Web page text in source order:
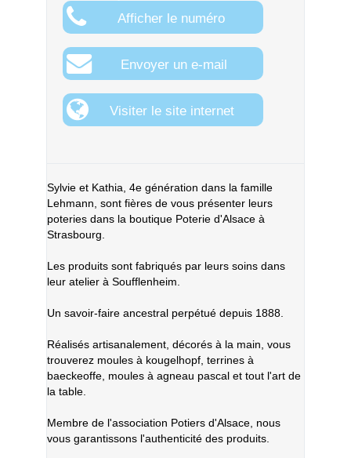
Afficher le numéro
Envoyer un e-mail
Visiter le site internet
Sylvie et Kathia, 4e génération dans la famille
Lehmann, sont fières de vous présenter leurs
poteries dans la boutique Poterie d'Alsace à
Strasbourg.
Les produits sont fabriqués par leurs soins dans
leur atelier à Soufflenheim.
Un savoir-faire ancestral perpétué depuis 1888.
Réalisés artisanalement, décorés à la main, vous
trouverez moules à kougelhopf, terrines à
baeckeoffe, moules à agneau pascal et tout l'art de
la table.
Membre de l'association Potiers d'Alsace, nous
vous garantissons l'authenticité des produits.